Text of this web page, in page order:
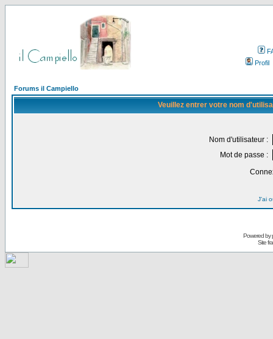
Profil
Forums il Campiello
Veuillez entrer votre nom
Nom d'utilisateur :
Mot de passe :
J'ai
Powered by
Site